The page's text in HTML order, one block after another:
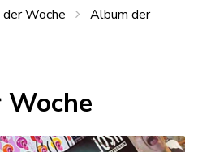
Woche
Album der